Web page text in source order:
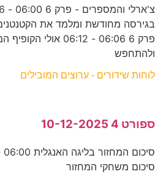
בגירסה מחודשת ומלמד את
פרק 6 06:06 - 06:12
ולהתחפש
לוחות שידורים - ערוצים המובילים
ספורט 4 10-12-2025
סיכום משחקי המחזור